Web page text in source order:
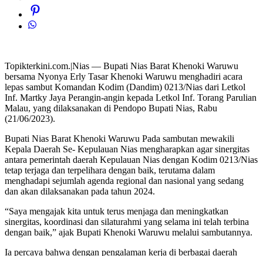
Topikterkini.com.|Nias — Bupati Nias Barat Khenoki Waruwu
bersama Nyonya Erly Tasar Khenoki Waruwu menghadiri acara
lepas sambut Komandan Kodim (Dandim) 0213/Nias dari Letkol
Inf. Martky Jaya Perangin-angin kepada Letkol Inf. Torang Parulian
Malau, yang dilaksanakan di Pendopo Bupati Nias, Rabu
(21/06/2023).
Bupati Nias Barat Khenoki Waruwu Pada sambutan mewakili
Kepala Daerah Se- Kepulauan Nias mengharapkan agar sinergitas
antara pemerintah daerah Kepulauan Nias dengan Kodim 0213/Nias
tetap terjaga dan terpelihara dengan baik, terutama dalam
menghadapi sejumlah agenda regional dan nasional yang sedang
dan akan dilaksanakan pada tahun 2024.
“Saya mengajak kita untuk terus menjaga dan meningkatkan
sinergitas, koordinasi dan silaturahmi yang selama ini telah terbina
dengan baik,” ajak Bupati Khenoki Waruwu melalui sambutannya.
Ia percaya bahwa dengan pengalaman kerja di berbagai daerah